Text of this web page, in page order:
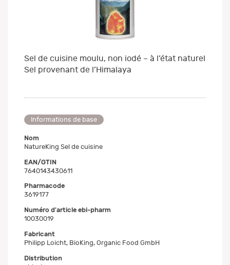
Sel de cuisine moulu, non iodé – à l’état naturel
Sel provenant de l’Himalaya
Informations de base
Nom
NatureKing Sel de cuisine
EAN/GTIN
7640143430611
Pharmacode
3619177
Numéro d'article ebi-pharm
10030019
Fabricant
Philipp Loicht, BioKing, Organic Food GmbH
Distribution